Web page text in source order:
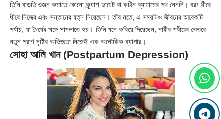
তিনি বাড়তি ওজন কমাতে কোনো ক্র্যাশ ডায়েট বা কঠিন ব্যায়ামের পথ নেননি। বরং ধীরে
ধীরে নিজের এবং সন্তানের যত্ন নিয়েছেন। তাঁর মতে, এ সময়টাও জীবনের আরেকটি
পর্যায়, যা ধৈর্যের সঙ্গে সামলাতে হয়। তিনি মনে করিয়ে দিয়েছেন, নারীর শরীরের ভেতরে
নতুন প্রাণ সৃষ্টির অভিজ্ঞতা নিজেই এক অলৌকিক ব্যাপার।
সোহা আলি খান (Postpartum Depression)